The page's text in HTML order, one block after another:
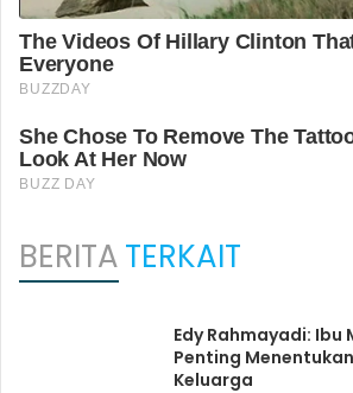
BERITATERKAIT
Edy Rahmayadi: Ibu
Penting
Keluarga